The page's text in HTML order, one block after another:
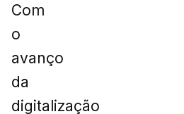
Com
o
avanço
da
digitalização